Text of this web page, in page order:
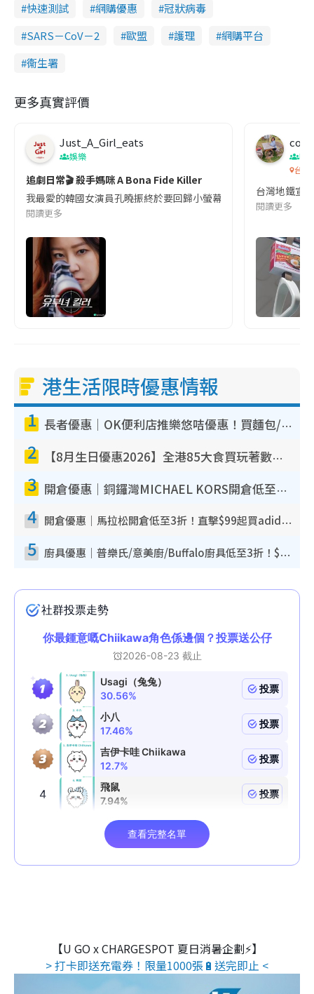
快速測試
網購優惠
冠狀病毒
SARS－CoV－2
歐盟 護理
網購平台
衞生署
更多真實評價
Just_A_Girl_eats
娛樂
追劇日常🎬 殺手媽咪 A Bona Fide Killer
我最愛的韓國女演員孔曉振終於要回歸小螢幕啦!這次的劇本改編
閱讀更多
co
吹
台灣
台灣地鐵宣
閱讀更多
港生活限時優惠情報
1 長者優惠｜OK便利店推樂悠咭優惠！買麵包/牛奶/保健品拍卡即減
2 【8月生日優惠2026】全港85大食買玩著數攻略 自助餐/火鍋放題同行免費＋誠品/DONKI送現金券
3 開倉優惠｜銅鑼灣MICHAEL KORS開倉低至17折！直擊$500起買手袋/銀包/鞋款 必買經典Jet Set系列
4 開倉優惠｜馬拉松開倉低至3折！直擊$99起買adidas／New Balance／Puma鞋款 STANLEY保溫杯劈價至$119起
5 廚具優惠｜普樂氏/意美廚/Buffalo廚具低至3折！$89起買煎鍋／炒鑊／個人鍋 同場小家電激減至$99起
【U GO x CHARGESPOT 夏日消暑企劃⚡】
> 打卡即送充電券！限量1000張🔋送完即止 <